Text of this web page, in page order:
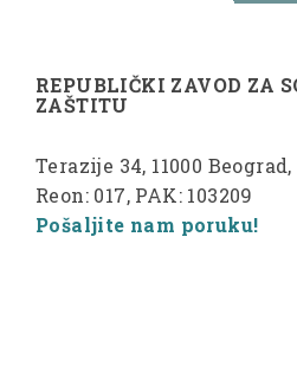
REPUBLIČKI ZAVOD ZA
ZAŠTITU
Terazije 34, 11000
Reon: 017, PAK: 103209
Pošaljite nam poruku!